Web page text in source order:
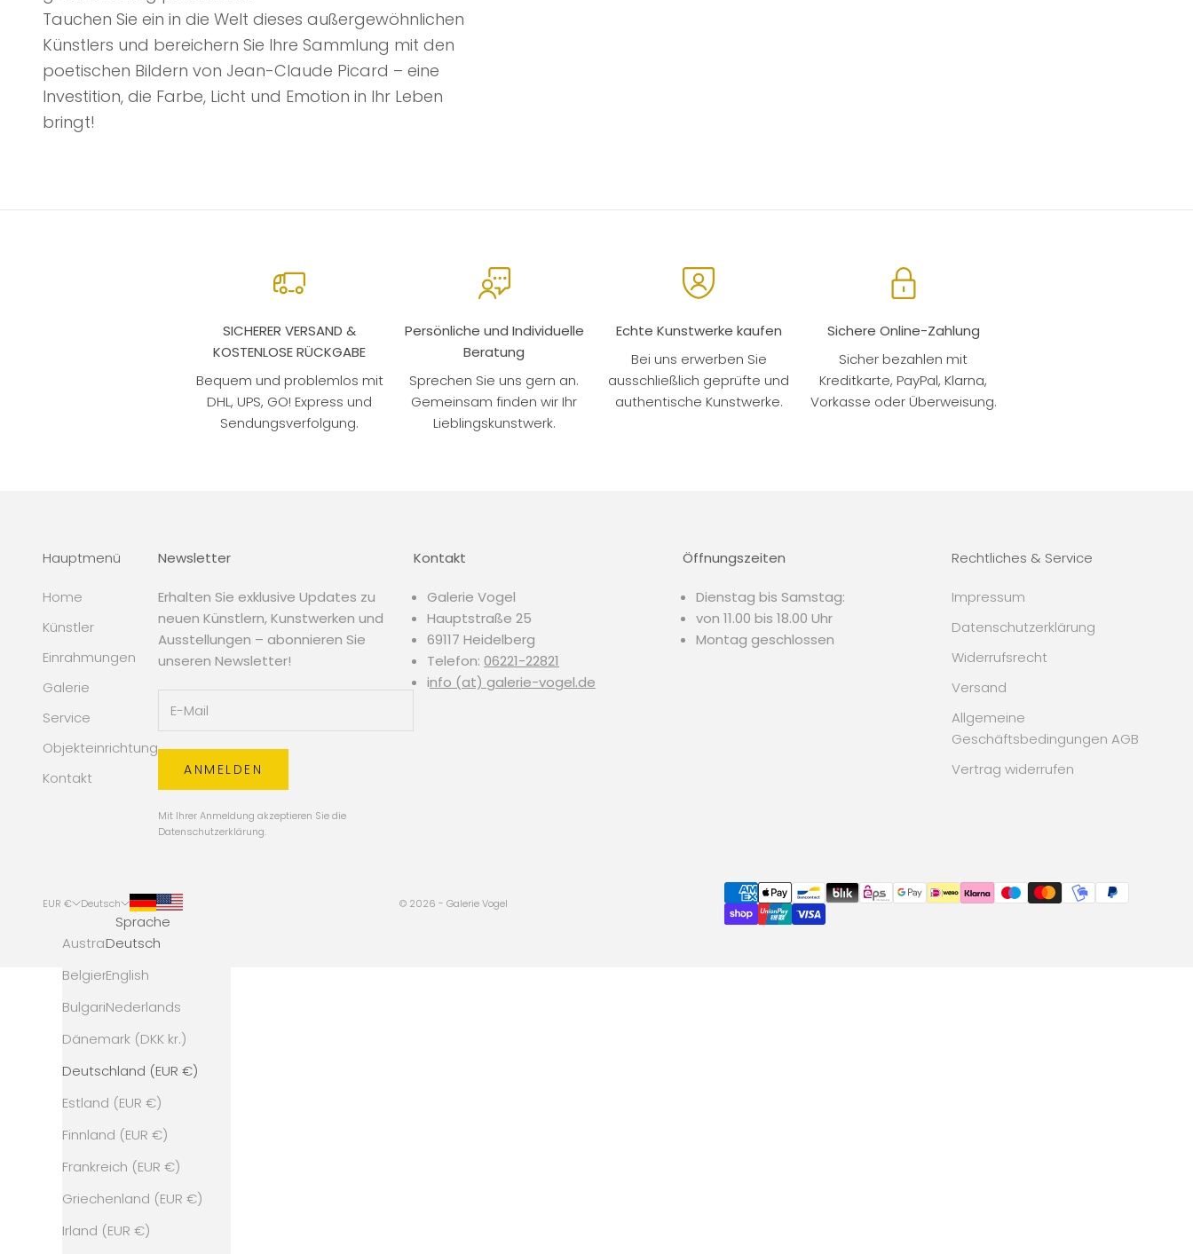
Tauchen Sie ein in die Welt dieses außergewöhnlichen
Künstlers und bereichern Sie Ihre Sammlung mit den
poetischen Bildern von Jean-Claude Picard – eine
Investition, die Farbe, Licht und Emotion in Ihr Leben
bringt!
SICHERER VERSAND &
KOSTENLOSE RÜCKGABE
Bequem und problemlos mit
DHL, UPS, GO! Express und
Sendungsverfolgung.
Persönliche und Individuelle
Beratung
Sprechen Sie uns gern an.
Gemeinsam finden wir Ihr
Lieblingskunstwerk.
Echte Kunstwerke kaufen
Bei uns erwerben Sie
ausschließlich geprüfte und
authentische Kunstwerke.
Sichere Online-Zahlung
Sicher bezahlen mit
Kreditkarte, PayPal, Klarna,
Vorkasse oder Überweisung.
Hauptmenü
Home
Künstler
Einrahmungen
Galerie
Service
Objekteinrichtung
Kontakt
Newsletter
Erhalten Sie exklusive Updates zu
neuen Künstlern, Kunstwerken und
Ausstellungen – abonnieren Sie
unseren Newsletter!
ANMELDEN
Mit Ihrer Anmeldung akzeptieren Sie die
Datenschutzerklärung.
Kontakt
Galerie Vogel
Hauptstraße 25
69117 Heidelberg
Telefon: 06221-22821
info (at) galerie-vogel.de
Öffnungszeiten
Dienstag bis Samstag:
von 11.00 bis 18.00 Uhr
Montag geschlossen
Rechtliches & Service
Impressum
Datenschutzerklärung
Widerrufsrecht
Versand
Allgemeine
Geschäftsbedingungen AGB
Vertrag widerrufen
EUR €
Land
Australien (AUD $)
Belgien (EUR €)
Bulgarien (EUR €)
Dänemark (DKK kr.)
Deutschland (EUR €)
Estland (EUR €)
Finnland (EUR €)
Frankreich (EUR €)
Griechenland (EUR €)
Irland (EUR €)
Deutsch
Sprache
Deutsch
English
Nederlands
© 2026 - Galerie Vogel